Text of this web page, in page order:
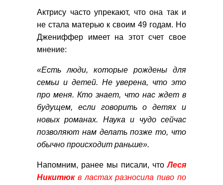
Актрису часто упрекают, что она так и
не стала матерью к своим 49 годам. Но
Джениффер имеет на этот счет свое
мнение:
«Есть люди, которые рождены для
семьи и детей. Не уверена, что это
про меня. Кто знает, что нас ждет в
будущем, если говорить о детях и
новых романах. Наука и чудо сейчас
позволяют нам делать позже то, что
обычно происходит раньше».
Напомним, ранее мы писали, чтоЛеся
Никитюкв ластах разносила пиво по